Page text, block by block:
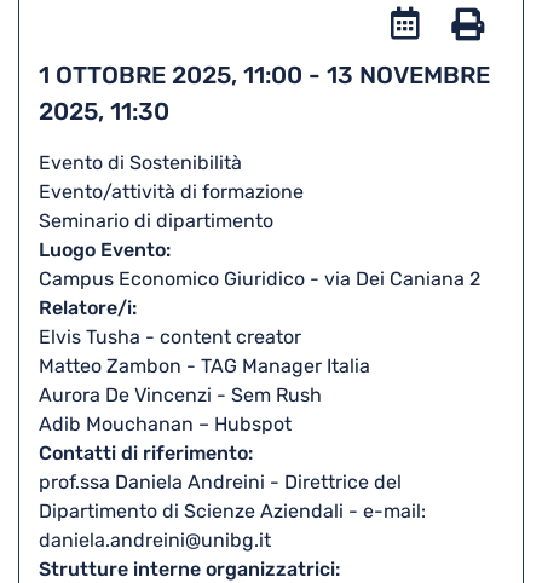
Add
iCal
1 OTTOBRE 2025, 11:00 - 13 NOVEMBRE
2025, 11:30
Evento di Sostenibilità
Evento/attività di formazione
Seminario di dipartimento
Luogo Evento
Campus Economico Giuridico - via Dei Caniana 2
Relatore/i
Elvis Tusha - content creator
Matteo Zambon - TAG Manager Italia
Aurora De Vincenzi - Sem Rush
Adib Mouchanan – Hubspot
Contatti di riferimento
prof.ssa Daniela Andreini - Direttrice del
Dipartimento di Scienze Aziendali - e-mail:
daniela.andreini@unibg.it
Strutture interne organizzatrici